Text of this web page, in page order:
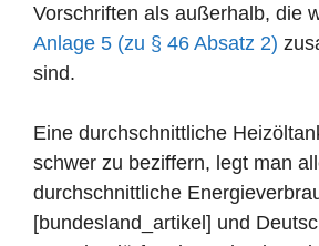
Vorschriften als außerhalb, die
Anlage 5 (zu § 46 Absatz 2)
sind.
Eine durchschnittliche
schwer zu beziffern, legt man
durchschnittliche
[bundesland_artikel] und